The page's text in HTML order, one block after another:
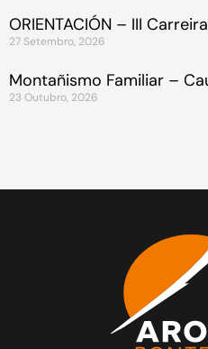
ORIENTACIÓN – III
27 Setembro, 2026
Montañismo Familiar –
23 Outubro, 2026